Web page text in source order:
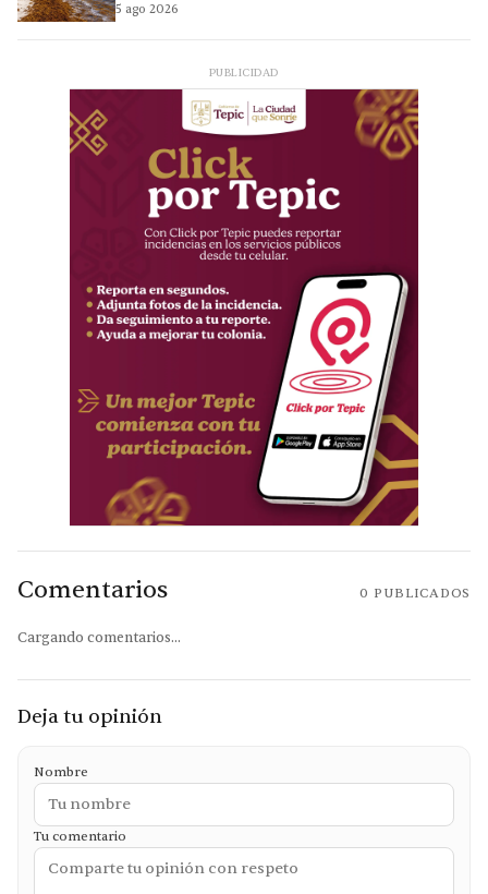
5 ago 2026
PUBLICIDAD
Comentarios 0 PUBLICADOS
Cargando comentarios...
Deja tu opinión
Nombre
Tu comentario